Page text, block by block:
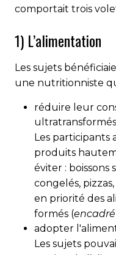
comportait trois
1) L’alimentation
Les sujets
une nutritionniste
réduire leur
Les participants
produits
éviter : boissons
congelés,
en priorité des
formés (encadré
adopter
Les sujets